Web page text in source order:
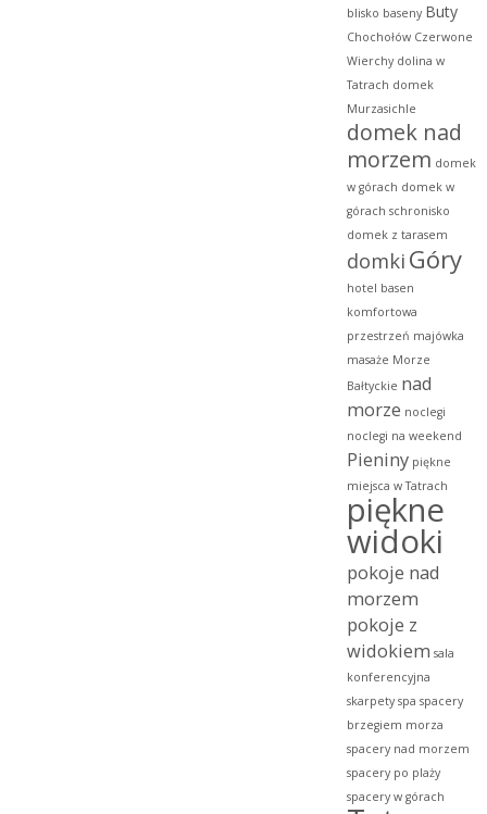
blisko baseny Buty
Chochołów Czerwone
Wierchy dolina w
Tatrach domek
Murzasichle
domek nad
morzem domek
w górach domek w
górach schronisko
domek z tarasem
domki Góry
hotel basen
komfortowa
przestrzeń majówka
masaże Morze
Bałtyckie nad
morze noclegi
noclegi na weekend
Pieniny piękne
miejsca w Tatrach
piękne
widoki
pokoje nad
morzem
pokoje z
widokiem sala
konferencyjna
skarpety spa spacery
brzegiem morza
spacery nad morzem
spacery po plaży
spacery w górach